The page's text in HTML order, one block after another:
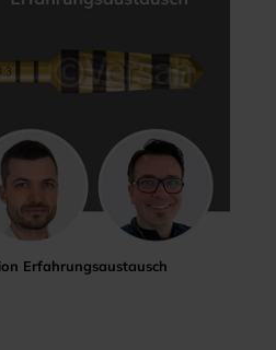
Erfahrungsaustausch